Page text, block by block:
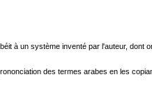
à un système inventé par l'auteur, dont
des termes arabes en les